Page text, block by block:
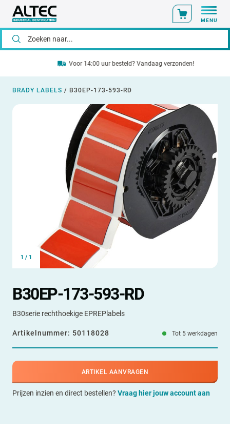
MENU
Voor 14:00 uur besteld? Vandaag verzonden!
BRADY LABELS / B30EP-173-593-RD
1 / 1
B30EP-173-593-RD
B30serie rechthoekige EPREPlabels
Artikelnummer: 50118028 Tot 5 werkdagen
ARTIKEL AANVRAGEN
Prijzen inzien en direct bestellen? Vraag hier jouw account aan